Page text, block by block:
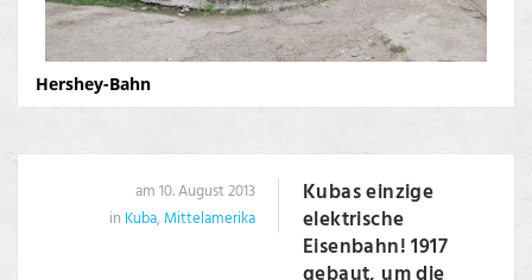
Hershey-Bahn
am 10. August 2013
in Kuba, Mittelamerika
Kubas einzige
elektrische
Eisenbahn! 1917
gebaut, um die